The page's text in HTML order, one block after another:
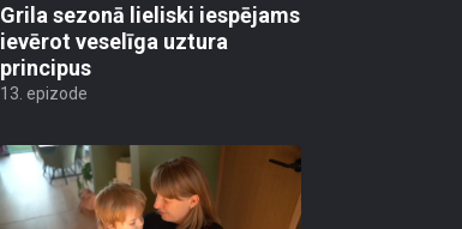
Grila sezonā lieliski iespējams
ievērot veselīga uztura
principus
13. epizode